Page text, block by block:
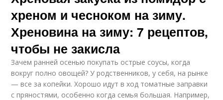
хреном и чесноком на зиму.
Хреновина на зиму: 7 рецептов,
чтобы не закисла
Зачем ранней осенью покупать острые соусы, когда
вокруг полно овощей? У родственников, у себя, на рынке
— все за копейки. Хорошо идут в ход томатные заправки
с пряностями, особенно когда семья большая. Например,